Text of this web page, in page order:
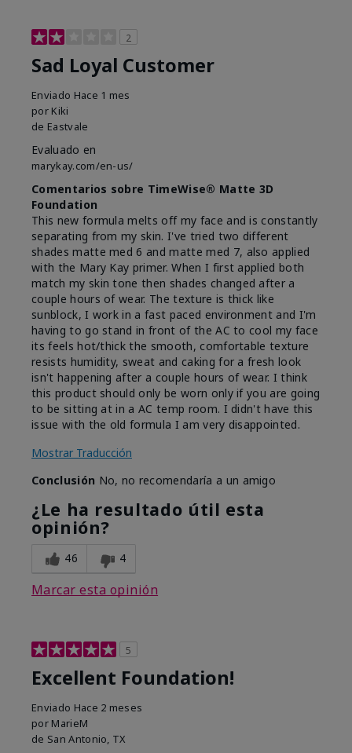
2
Sad Loyal Customer
Enviado Hace 1 mes
por Kiki
de Eastvale
Evaluado en
marykay.com/en-us/
Comentarios sobre TimeWise® Matte 3D
Foundation
This new formula melts off my face and is constantly
separating from my skin. I've tried two different
shades matte med 6 and matte med 7, also applied
with the Mary Kay primer. When I first applied both
match my skin tone then shades changed after a
couple hours of wear. The texture is thick like
sunblock, I work in a fast paced environment and I'm
having to go stand in front of the AC to cool my face
its feels hot/thick the smooth, comfortable texture
resists humidity, sweat and caking for a fresh look
isn't happening after a couple hours of wear. I think
this product should only be worn only if you are going
to be sitting at in a AC temp room. I didn't have this
issue with the old formula I am very disappointed.
Mostrar Traducción
Conclusión No, no recomendaría a un amigo
¿Le ha resultado útil esta
opinión?
46 4
Marcar esta opinión
5
Excellent Foundation!
Enviado Hace 2 meses
por MarieM
de San Antonio, TX